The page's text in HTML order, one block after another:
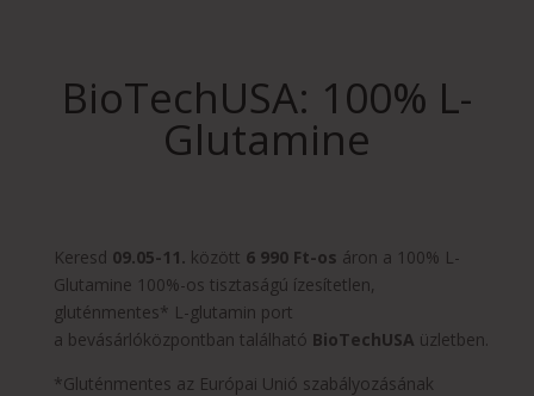
BioTechUSA: 100% L-
Glutamine
Keresd 09.05-11. között 6 990 Ft-os áron a 100% L-
Glutamine 100%-os tisztaságú ízesítetlen,
gluténmentes* L-glutamin port
a bevásárlóközpontban található BioTechUSA üzletben.
*Gluténmentes az Európai Unió szabályozásának